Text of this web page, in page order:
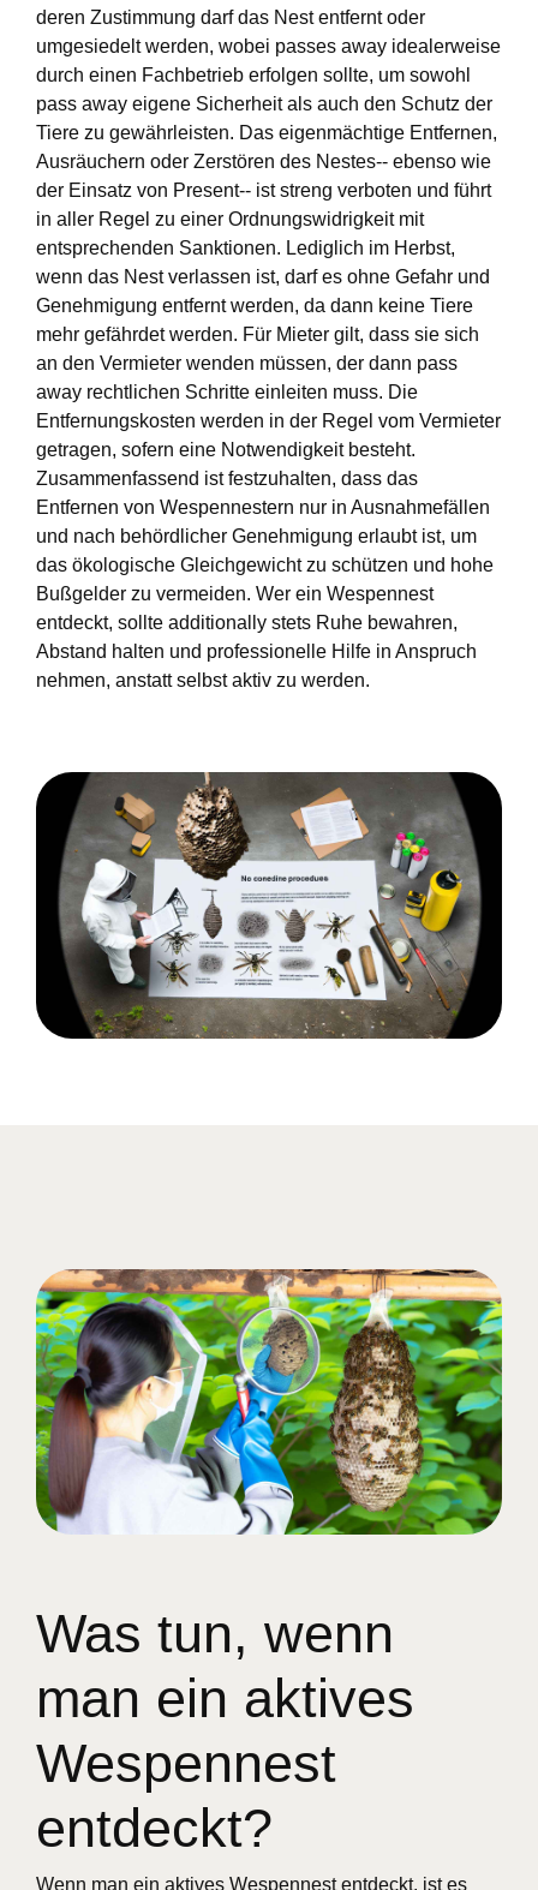
deren Zustimmung darf das Nest entfernt oder
umgesiedelt werden, wobei passes away idealerweise
durch einen Fachbetrieb erfolgen sollte, um sowohl
pass away eigene Sicherheit als auch den Schutz der
Tiere zu gewährleisten. Das eigenmächtige Entfernen,
Ausräuchern oder Zerstören des Nestes-- ebenso wie
der Einsatz von Present-- ist streng verboten und führt
in aller Regel zu einer Ordnungswidrigkeit mit
entsprechenden Sanktionen. Lediglich im Herbst,
wenn das Nest verlassen ist, darf es ohne Gefahr und
Genehmigung entfernt werden, da dann keine Tiere
mehr gefährdet werden. Für Mieter gilt, dass sie sich
an den Vermieter wenden müssen, der dann pass
away rechtlichen Schritte einleiten muss. Die
Entfernungskosten werden in der Regel vom Vermieter
getragen, sofern eine Notwendigkeit besteht.
Zusammenfassend ist festzuhalten, dass das
Entfernen von Wespennestern nur in Ausnahmefällen
und nach behördlicher Genehmigung erlaubt ist, um
das ökologische Gleichgewicht zu schützen und hohe
Bußgelder zu vermeiden. Wer ein Wespennest
entdeckt, sollte additionally stets Ruhe bewahren,
Abstand halten und professionelle Hilfe in Anspruch
nehmen, anstatt selbst aktiv zu werden.
Was tun, wenn
man ein aktives
Wespennest
entdeckt?
Wenn man ein aktives Wespennest entdeckt, ist es